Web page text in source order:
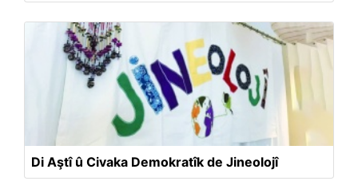
Di Aştî û Civaka Demokratîk de Jineolojî